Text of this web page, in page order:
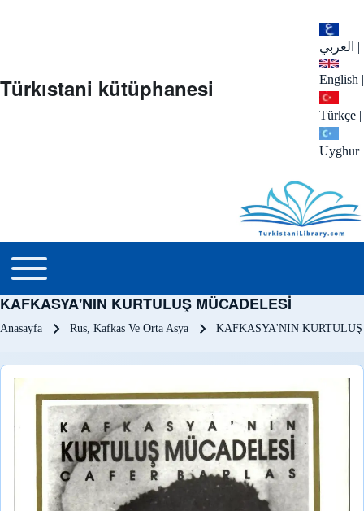
العربي |
English |
Türkçe |
Uyghur
Türkıstani kütüphanesi
menu_tr
Toggle main menu
KAFKASYA'NIN KURTULUŞ MÜCADELESİ
Sayfa yolu
Anasayfa Rus, Kafkas Ve Orta Asya KAFKASYA'NIN